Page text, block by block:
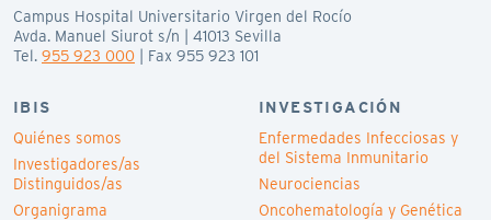
Campus Hospital Universitario Virgen del Rocío
Avda. Manuel Siurot s/n | 41013 Sevilla
Tel. 955 923 000 | Fax 955 923 101
IBIS
Quiénes somos
Investigadores/as
Distinguidos/as
Organigrama
INVESTIGACIÓN
Enfermedades Infecciosas y
del Sistema Inmunitario
Neurociencias
Oncohematología y Genética